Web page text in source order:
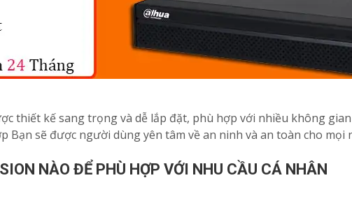
thiết kế sang trọng và dễ lắp đặt, phù hợp với nhiều không
Bạn sẽ được người dùng yên tâm về an ninh và an toàn cho mọi
NÀO ĐỂ PHÙ HỢP VỚI NHU CẦU CÁ NHÂN